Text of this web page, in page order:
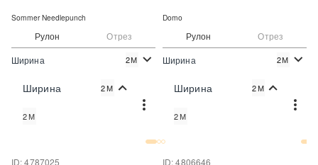
Рулон Отрез
Цена:
Sommer Needlepunch
Ширина 2М
Ширина 2М
2М
Рулон Отрез
Цена:
Domo
Ширина 2М
Ширина 2М
2М
ID: 4787025 ID: 4806646